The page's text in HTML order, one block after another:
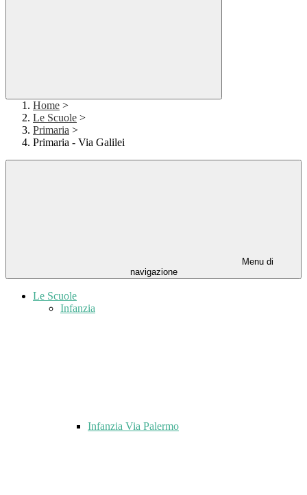
Home >
Le Scuole >
Primaria >
Primaria - Via Galilei
Menu di
navigazione
Le Scuole
Infanzia
Infanzia Via Palermo